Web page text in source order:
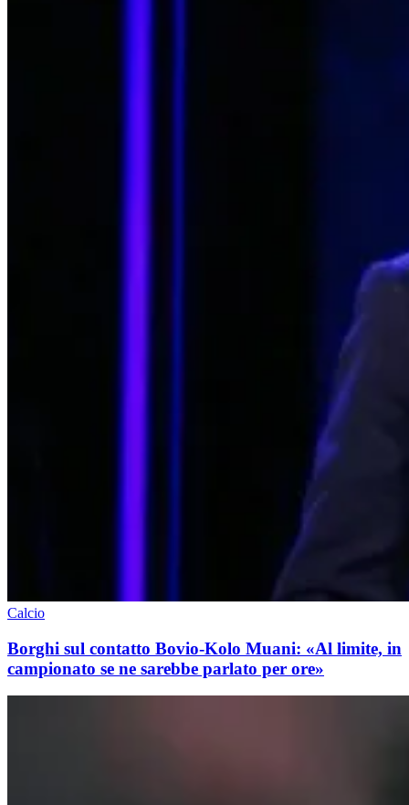
Calcio
Borghi sul contatto Bovio-Kolo Muani: «Al limite, in
campionato se ne sarebbe parlato per ore»